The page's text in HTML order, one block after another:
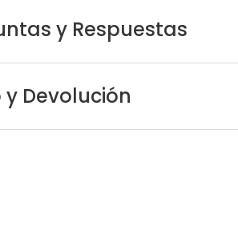
y Respuestas
y Devolución